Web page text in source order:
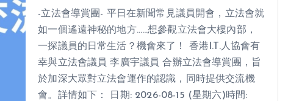
-立法會導賞團- 平日在新聞常見議員開會，立法會就
如一個遙遠神秘的地方……想參觀立法會大樓內部，
一探議員的日常生活？機會來了！ 香港I.T.人協會有
幸與立法會議員 李廣宇議員 合辦立法會導賞團，旨
於加深大眾對立法會運作的認識，同時提供交流機
會。詳情如下： 日期: 2026-08-15 (星期六)時間: